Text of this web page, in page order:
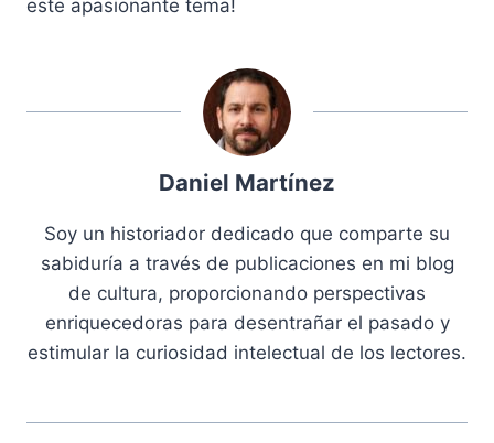
este apasionante tema!
Daniel Martínez
Soy un historiador dedicado que comparte su
sabiduría a través de publicaciones en mi blog
de cultura, proporcionando perspectivas
enriquecedoras para desentrañar el pasado y
estimular la curiosidad intelectual de los lectores.